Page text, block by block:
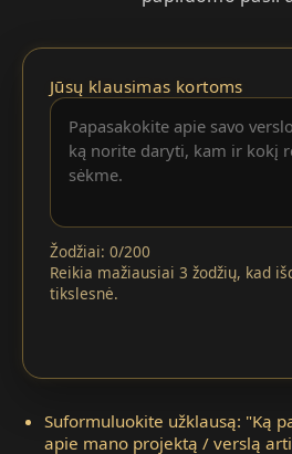
Jūsų klausimas kortoms
Žodžiai: 0/200
Reikia mažiausiai 3 žodžių, kad
tikslesnė.
Suformuluokite užklausą: "Ką
apie mano projektą / verslą